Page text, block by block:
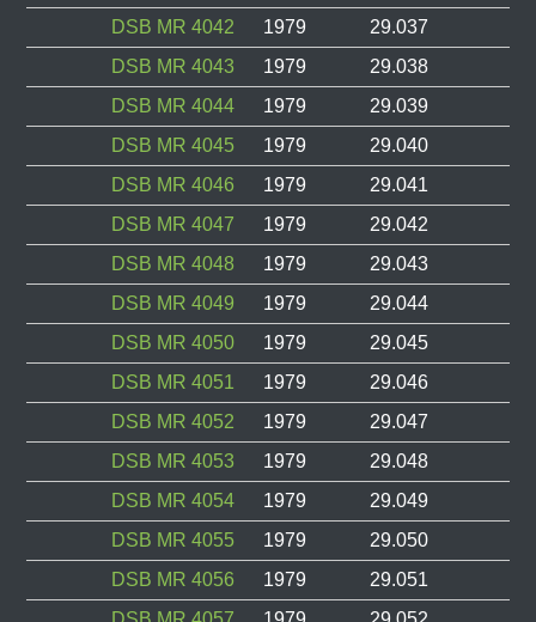
DSB MR 4042
1979
29.037
DSB MR 4043
1979
29.038
DSB MR 4044
1979
29.039
DSB MR 4045
1979
29.040
DSB MR 4046
1979
29.041
DSB MR 4047
1979
29.042
DSB MR 4048
1979
29.043
DSB MR 4049
1979
29.044
DSB MR 4050
1979
29.045
DSB MR 4051
1979
29.046
DSB MR 4052
1979
29.047
DSB MR 4053
1979
29.048
DSB MR 4054
1979
29.049
DSB MR 4055
1979
29.050
DSB MR 4056
1979
29.051